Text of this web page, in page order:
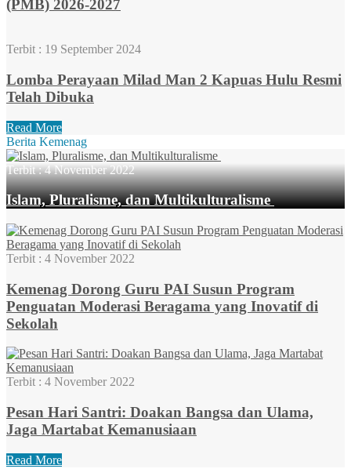
(PMB) 2026-2027
Terbit : 19 September 2024
Lomba Perayaan Milad Man 2 Kapuas Hulu Resmi
Telah Dibuka
Read More
Berita Kemenag
Terbit :4 November 2022
Islam, Pluralisme, dan Multikulturalisme
Terbit : 4 November 2022
Kemenag Dorong Guru PAI Susun Program
Penguatan Moderasi Beragama yang Inovatif di
Sekolah
Terbit : 4 November 2022
Pesan Hari Santri: Doakan Bangsa dan Ulama,
Jaga Martabat Kemanusiaan
Read More